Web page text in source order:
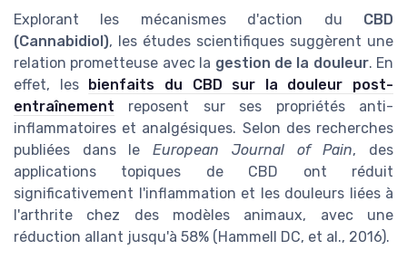
Explorant les mécanismes d'action du CBD
(Cannabidiol), les études scientifiques suggèrent une
relation prometteuse avec la gestion de la douleur. En
effet, les
bienfaits du CBD sur la douleur post-
entraînement reposent sur ses propriétés anti-
inflammatoires et analgésiques. Selon des recherches
publiées dans leEuropean Journal of Pain, des
applications topiques de CBD ont réduit
significativement l'inflammation et les douleurs liées à
l'arthrite chez des modèles animaux, avec une
réduction allant jusqu'à 58% (Hammell DC, et al., 2016).